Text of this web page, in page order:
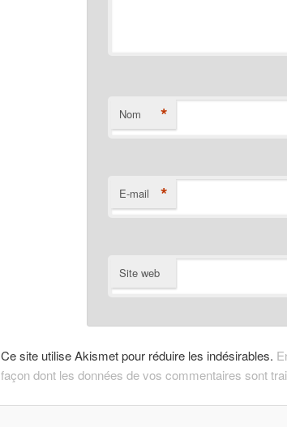
Nom *
E-mail *
Site web
Ce site utilise Akismet pour réduire les indésirables.
façon dont les données de vos commentaires sont